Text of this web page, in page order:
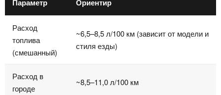
Параметр Ориентир
Расход
топлива
(смешанный)
~6,5–8,5 л/100 км (зависит от модели и
стиля езды)
Расход в
городе
~8,5–11,0 л/100 км